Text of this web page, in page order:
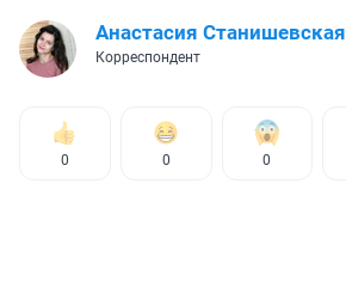
Анастасия Станишевская
Корреспондент
0 0 0